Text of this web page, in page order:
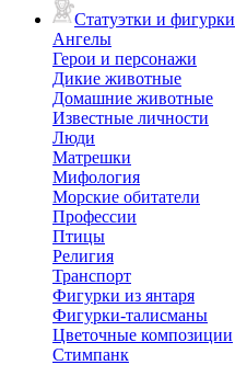
Статуэтки и фигурки
Ангелы
Герои и персонажи
Дикие животные
Домашние животные
Известные личности
Люди
Матрешки
Мифология
Морские обитатели
Профессии
Птицы
Религия
Транспорт
Фигурки из янтаря
Фигурки-талисманы
Цветочные композиции
Стимпанк